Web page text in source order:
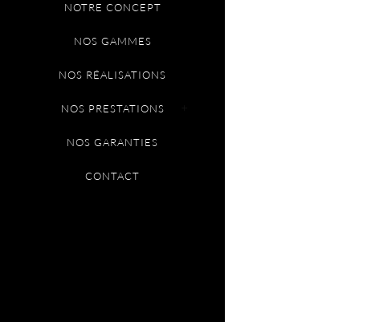
NOTRE CONCEPT
NOS GAMMES
NOS RÉALISATIONS
NOS PRESTATIONS
NOS GARANTIES
CONTACT